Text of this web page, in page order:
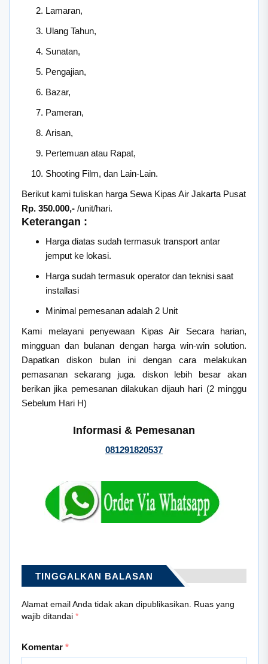
Lamaran,
Ulang Tahun,
Sunatan,
Pengajian,
Bazar,
Pameran,
Arisan,
Pertemuan atau Rapat,
Shooting Film, dan Lain-Lain.
Berikut kami tuliskan harga Sewa Kipas Air Jakarta Pusat
Rp. 350.000,- /unit/hari.
Keterangan :
Harga diatas sudah termasuk transport antar
jemput ke lokasi.
Harga sudah termasuk operator dan teknisi saat
installasi
Minimal pemesanan adalah 2 Unit
Kami melayani penyewaan Kipas Air Secara harian,
mingguan dan bulanan dengan harga win-win solution.
Dapatkan diskon bulan ini dengan cara melakukan
pemasanan sekarang juga. diskon lebih besar akan
berikan jika pemesanan dilakukan dijauh hari (2 minggu
Sebelum Hari H)
Informasi & Pemesanan
081291820537
TINGGALKAN BALASAN
Alamat email Anda tidak akan dipublikasikan.
Ruas yang
wajib ditandai *
Komentar *